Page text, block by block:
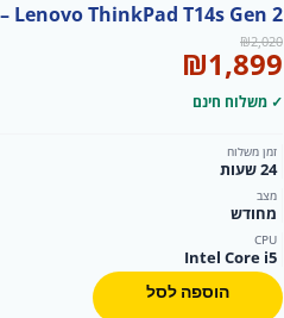
Lenovo ThinkPad T14s Gen 2 – נייד עסקי קל, עוצמתי ומתקדם
₪2,020
המחיר
המקורי
היה:
₪2,020.
₪1,899
✓ משלוח חינם
זמן משלוח
24 שעות
מצב
מחודש
CPU
Intel Core i5
הוספה לסל